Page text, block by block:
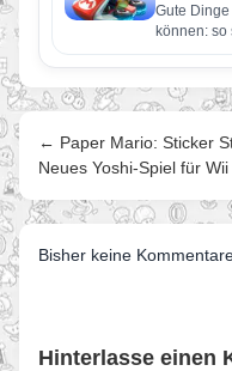
Gute
können:
etwa 15
← Paper Mario: Sticker
Neues Yoshi-Spiel für
Bisher keine
Hinterlasse einen